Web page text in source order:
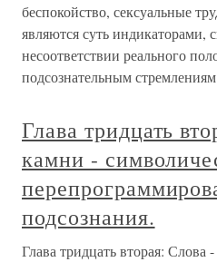
беспокойство, сексуальные
являются суть
несоответствии реального
подсознательным
Глава тридцать
камни -
подсознания.
Глава тридцать вторая: